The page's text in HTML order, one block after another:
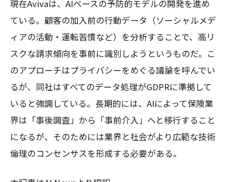
現在Avivaは、AIベースの予防的モデルの開発を進め
ている。顧客の加入前の行動データ（ソーシャルメデ
ィアの活動・運転習慣など）を分析することで、高リ
スクな請求傾向を事前に識別しようというものだ。こ
のアプローチはプライバシーをめぐる議論を呼んでい
るが、同社はすべてのデータ処理がGDPRに準拠して
いると強調している。長期的には、AIによって保険業
界は「事後調査」から「事前介入」へと移行すること
になるが、そのためには業界と社会がより広範な技術
倫理のコンセンサスを形成する必要がある。